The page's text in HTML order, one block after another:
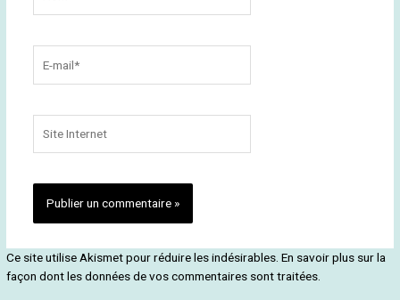
mail*
Internet
Ce site utilise Akismet pour réduire les indésirables.En savoir plus sur la
façon dont les données de vos commentaires sont traitées